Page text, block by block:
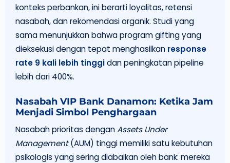
konteks perbankan, ini berarti loyalitas, retensi
nasabah, dan rekomendasi organik. Studi yang
sama menunjukkan bahwa program gifting yang
dieksekusi dengan tepat menghasilkan response
rate 9 kali lebih tinggidan peningkatan pipeline
lebih dari 400%.
Nasabah VIP Bank Danamon: Ketika Jam
Menjadi Simbol Penghargaan
Nasabah prioritas denganAssets Under
Management(AUM) tinggi memiliki satu kebutuhan
psikologis yang sering diabaikan oleh bank: mereka